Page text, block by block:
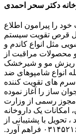
دکتر سحر احمدی
را پیرامون اطلاع
قرص تقویت سیستم
مثل انواع کاندم و
محصولات مراقبت از
ریزش مو و شیرخشک
انواع شامپوهای ضد
سرم های تقویت کننده
ساز را آغاز نموده
مجوز رسمی از وزارت
یک داروخانه
تحویل با پشتیبانی از
طریق چت آنلاین و شماره تماس ۰۳۱۴۵۲۱۶۹۰۰ فراهم آورد.